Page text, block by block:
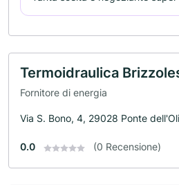
Termoidraulica
Fornitore di energia
Via S. Bono, 4, 29028 Ponte
0.0 (0 Recensione)